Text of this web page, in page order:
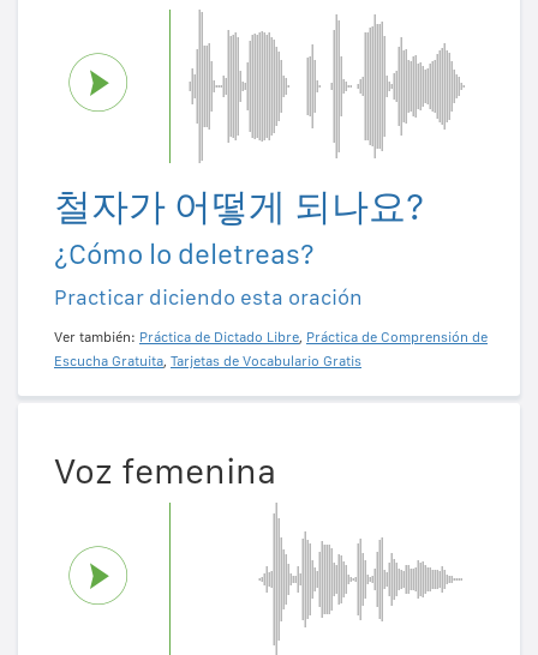
철자가 어떻게 되나요?
¿Cómo lo deletreas?
Practicar diciendo esta oración
Ver también: Práctica de Dictado Libre, Práctica de Comprensión de
Escucha Gratuita, Tarjetas de Vocabulario Gratis
Voz femenina